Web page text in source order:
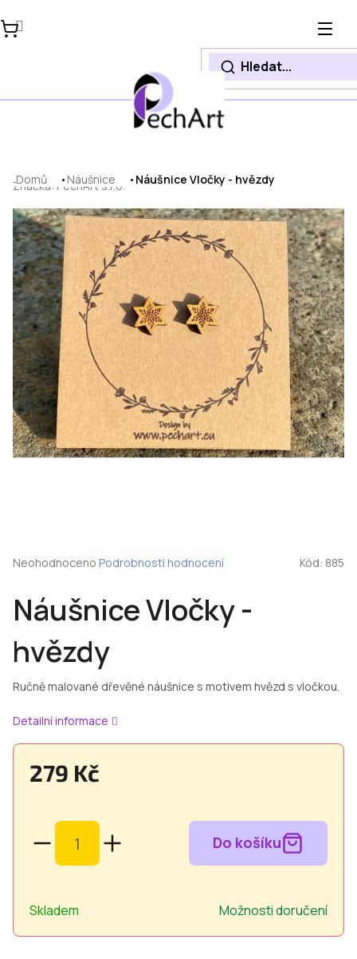
na
obsah
Domů Náušnice Náušnice Vločky - hvězdy
Značka: PechArt s.r.o.
Náušnice Vločky -
hvězdy
Ručně malované dřevěné náušnice s motivem hvězd s vločkou.
Detailní informace
279 Kč
Skladem Možnosti doručení
Průměrné
je
0,0
z
5
Neohodnoceno Podrobnosti hodnocení Kód: 885